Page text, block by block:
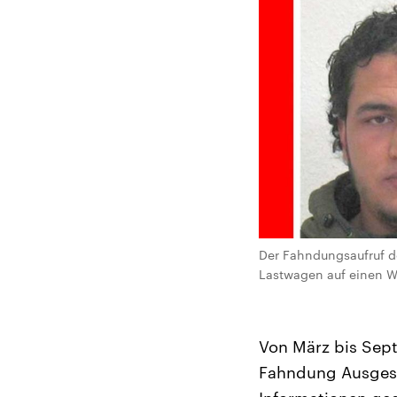
Der Fahndungsaufruf
Lastwagen auf einen
Von März bis
Fahndung